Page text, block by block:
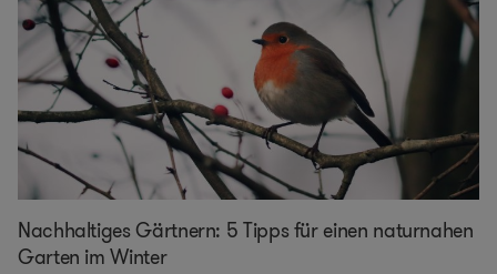
Nachhaltiges Gärtnern: 5 Tipps für einen naturnahen
Garten im Winter